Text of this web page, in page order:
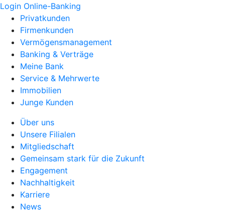
Login Online-Banking
Privatkunden
Firmenkunden
Vermögensmanagement
Banking & Verträge
Meine Bank
Service & Mehrwerte
Immobilien
Junge Kunden
Über uns
Unsere Filialen
Mitgliedschaft
Gemeinsam stark für die Zukunft
Engagement
Nachhaltigkeit
Karriere
News